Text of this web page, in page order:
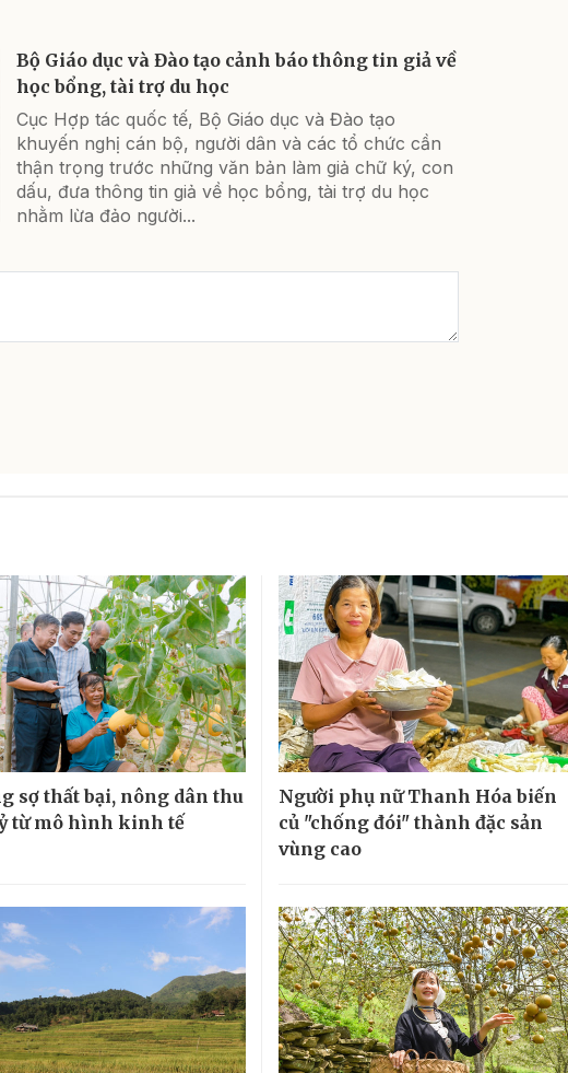
Bộ Giáo dục và Đào tạo cảnh báo thông tin giả về
học bổng, tài trợ du học
Cục Hợp tác quốc tế, Bộ Giáo dục và Đào tạo
khuyến nghị cán bộ, người dân và các tổ chức cần
thận trọng trước những văn bản làm giả chữ ký, con
dấu, đưa thông tin giả về học bổng, tài trợ du học
nhằm lừa đảo người...
sợ thất bại, nông dân thu
từ mô hình kinh tế
Người phụ nữ Thanh Hóa biến
củ "chống đói" thành đặc sản
vùng cao